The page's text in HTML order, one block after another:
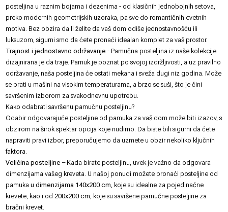
posteljina u raznim bojama i dezenima - od klasičnih jednobojnih setova,
preko modernih geometrijskih uzoraka, pa sve do romantičnih cvetnih
motiva. Bez obzira da li želite da vaš dom odiše jednostavnošću ili
luksuzom, sigurni smo da ćete pronaći idealan komplet za vaš prostor.
Trajnost i jednostavno održavanje - Pamučna posteljina iz naše kolekcije
dizajnirana je da traje. Pamuk je poznat po svojoj izdržljivosti, a uz pravilno
održavanje, naša posteljina će ostati mekana i sveža dugi niz godina. Može
se prati u mašini na visokim temperaturama, a brzo se suši, što je čini
savršenim izborom za svakodnevnu upotrebu.
Kako odabrati savršenu pamučnu posteljinu?
Odabir odgovarajuće posteljine od pamuka za vaš dom može biti izazov, s
obzirom na širok spektar opcija koje nudimo. Da biste bili sigurni da ćete
napraviti pravi izbor, preporučujemo da uzmete u obzir nekoliko ključnih
faktora.
Veličina posteljine – Kada birate posteljinu, uvek je važno da odgovara
dimenzijama vašeg kreveta. U našoj ponudi možete pronaći posteljine od
pamukau dimenzijama 140x200 cm, koje su idealne za pojedinačne
krevete, kao i od200x200 cm, koje su savršene pamučne posteljine za
bračni krevet.